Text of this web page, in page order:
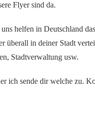
Flyer sind da.
helfen in Deutschland
überall in deiner Stadt
Stadtverwaltung usw.
ich sende dir welche zu.